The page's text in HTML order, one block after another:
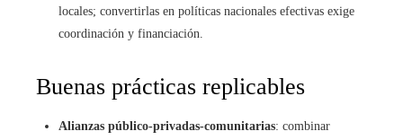
locales; convertirlas en políticas nacionales efectivas exige
coordinación y financiación.
Buenas prácticas replicables
Alianzas público-privadas-comunitarias: combinar